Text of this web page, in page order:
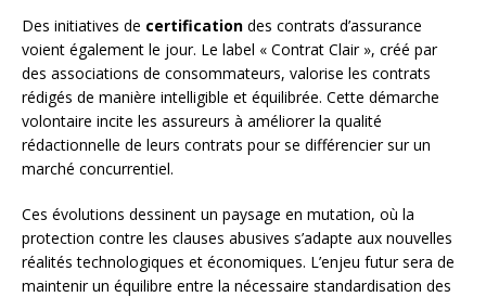
Des initiatives de certification des contrats d’assurance
voient également le jour. Le label « Contrat Clair », créé par
des associations de consommateurs, valorise les contrats
rédigés de manière intelligible et équilibrée. Cette démarche
volontaire incite les assureurs à améliorer la qualité
rédactionnelle de leurs contrats pour se différencier sur un
marché concurrentiel.
Ces évolutions dessinent un paysage en mutation, où la
protection contre les clauses abusives s’adapte aux nouvelles
réalités technologiques et économiques. L’enjeu futur sera de
maintenir un équilibre entre la nécessaire standardisation des